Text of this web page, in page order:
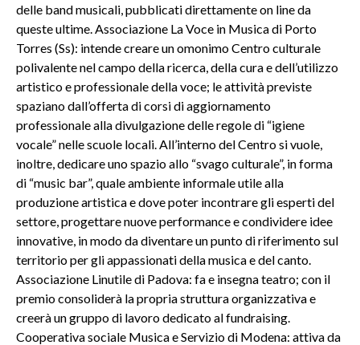
delle band musicali, pubblicati direttamente on line da
queste ultime. Associazione La Voce in Musica di Porto
Torres (Ss): intende creare un omonimo Centro culturale
polivalente nel campo della ricerca, della cura e dell’utilizzo
artistico e professionale della voce; le attività previste
spaziano dall’offerta di corsi di aggiornamento
professionale alla divulgazione delle regole di “igiene
vocale” nelle scuole locali. All’interno del Centro si vuole,
inoltre, dedicare uno spazio allo “svago culturale”, in forma
di “music bar”, quale ambiente informale utile alla
produzione artistica e dove poter incontrare gli esperti del
settore, progettare nuove performance e condividere idee
innovative, in modo da diventare un punto di riferimento sul
territorio per gli appassionati della musica e del canto.
Associazione Linutile di Padova: fa e insegna teatro; con il
premio consoliderà la propria struttura organizzativa e
creerà un gruppo di lavoro dedicato al fundraising.
Cooperativa sociale Musica e Servizio di Modena: attiva da